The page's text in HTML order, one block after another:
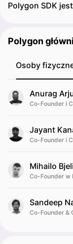
Polygon SDK
Polygon
Osoby
Anurag
Co-Founder i
Jayant
Co-Founder i
Mihailo
Co-Founder w
Sandeep
Co-Founder &